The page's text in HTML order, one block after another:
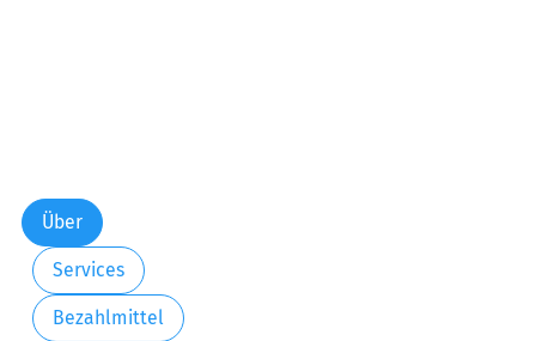
Über
Services
Bezahlmittel